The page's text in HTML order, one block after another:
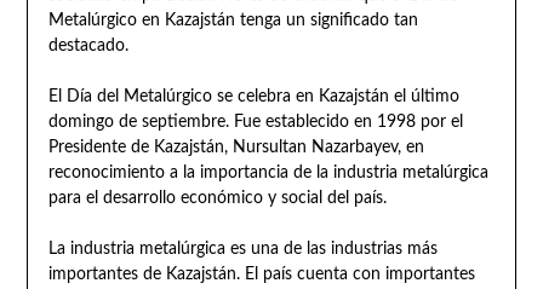
Metalúrgico en Kazajstán tenga un significado tan
destacado.
El Día del Metalúrgico se celebra en Kazajstán el último
domingo de septiembre. Fue establecido en 1998 por el
Presidente de Kazajstán, Nursultan Nazarbayev, en
reconocimiento a la importancia de la industria metalúrgica
para el desarrollo económico y social del país.
La industria metalúrgica es una de las industrias más
importantes de Kazajstán. El país cuenta con importantes